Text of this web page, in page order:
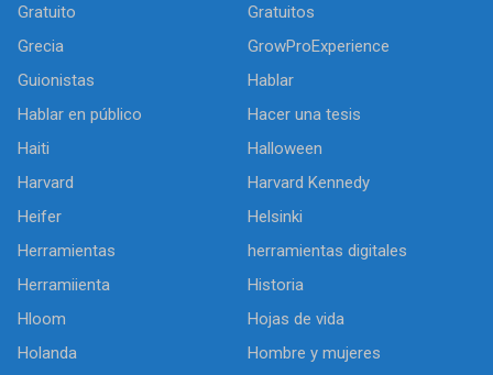
Gratuito
Gratuitos
Grecia
GrowProExperience
Guionistas
Hablar
Hablar en público
Hacer una tesis
Haiti
Halloween
Harvard
Harvard Kennedy
Heifer
Helsinki
Herramientas
herramientas digitales
Herramiienta
Historia
Hloom
Hojas de vida
Holanda
Hombre y mujeres